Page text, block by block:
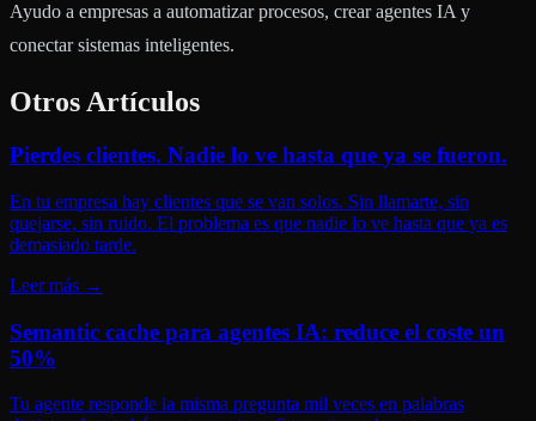
Ayudo a empresas a automatizar procesos, crear agentes IA y
conectar sistemas inteligentes.
Otros Artículos
Pierdes clientes. Nadie lo ve hasta que ya se fueron.
En tu empresa hay clientes que se van solos. Sin llamarte, sin
quejarse, sin ruido. El problema es que nadie lo ve hasta que ya es
demasiado tarde.
Leer más →
Semantic cache para agentes IA: reduce el coste un
50%
Tu agente responde la misma pregunta mil veces en palabras